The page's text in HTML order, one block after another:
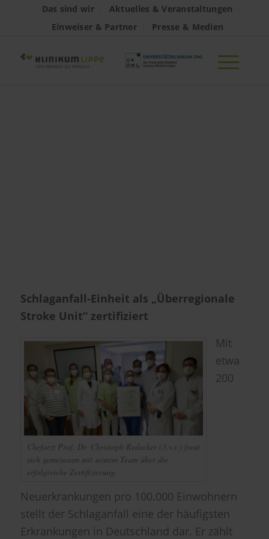
Das sind wir
Aktuelles & Veranstaltungen
Einweiser & Partner
Presse & Medien
Schlaganfall-Einheit als „Überregionale
Stroke Unit“ zertifiziert
Chefarzt Prof. Dr. Christoph Redecker (3.v.r.) freut
sich gemeinsam mit seinem Team über die
erfolgreiche Zertifizierung.
Mit
etwa
200
Neuerkrankungen pro 100.000 Einwohnern
stellt der Schlaganfall eine der häufigsten
Erkrankungen in Deutschland dar. Er zählt